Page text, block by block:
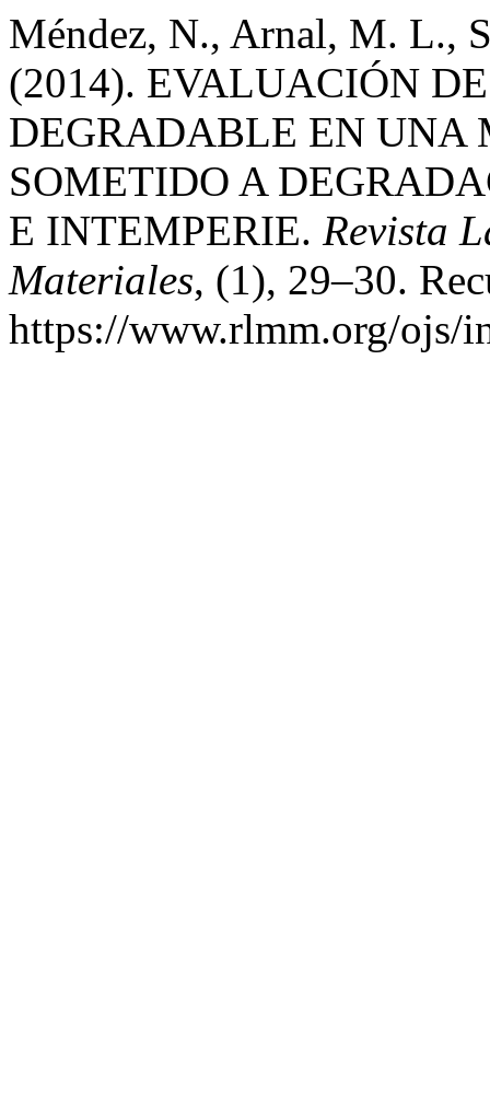
Méndez, N., Arnal, M. L.,
(2014). EVALUACIÓN
DEGRADABLE EN UNA
SOMETIDO A
E INTEMPERIE. Revista
Materiales, (1), 29–30.
https://www.rlmm.org/ojs/